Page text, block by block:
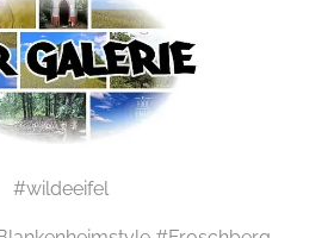
#wildeeifel